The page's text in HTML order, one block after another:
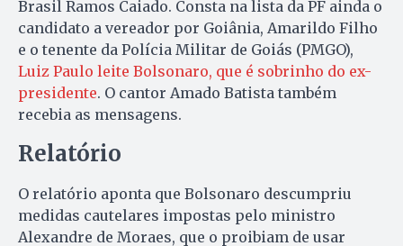
Brasil Ramos Caiado. Consta na lista da PF ainda o
candidato a vereador por Goiânia, Amarildo Filho
e o tenente da Polícia Militar de Goiás (PMGO),
Luiz Paulo leite Bolsonaro, que é sobrinho do ex-
presidente. O cantor Amado Batista também
recebia as mensagens.
Relatório
O relatório aponta que Bolsonaro descumpriu
medidas cautelares impostas pelo ministro
Alexandre de Moraes, que o proibiam de usar